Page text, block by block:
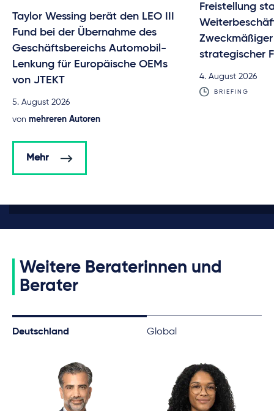
Taylor Wessing berät den LEO III
Fund bei der Übernahme des
Geschäftsbereichs Automobil-
Lenkung für Europäische OEMs
von JTEKT
5. August 2026
von mehreren Autoren
Freistellung
strategischer
4. August 2026
BRIEFING
Mehr
Weitere Beraterinnen und
Berater
Deutschland Global